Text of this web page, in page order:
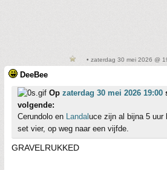
• zaterdag 30 mei 2026 @
DeeBee
Op zaterdag 30 mei 2026 19:00
volgende:
Cerundolo en Landaluce zijn al bijna 5 uur
set vier, op weg naar een vijfde.
GRAVELRUKKED